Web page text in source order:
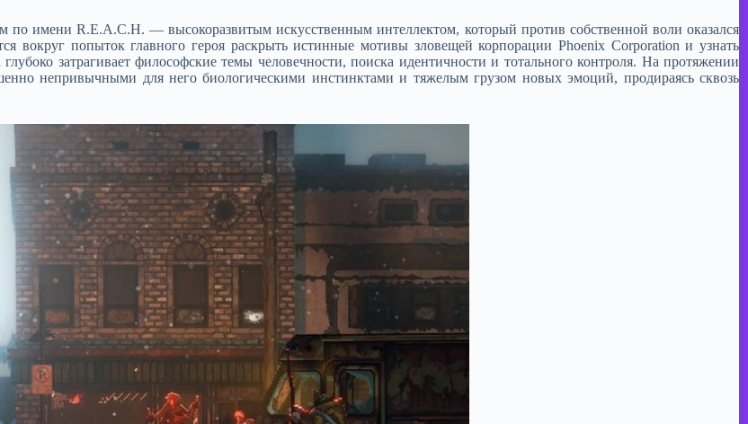
по имени R.E.A.C.H. — высокоразвитым искусственным интеллектом, который против собственной воли оказался
вокруг попыток главного героя раскрыть истинные мотивы зловещей корпорации Phoenix Corporation и узнать
затрагивает философские темы человечности, поиска идентичности и тотального контроля. На протяжении
непривычными для него биологическими инстинктами и тяжелым грузом новых эмоций, продираясь сквозь